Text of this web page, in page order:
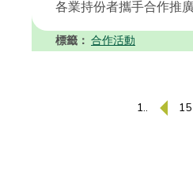
各業持份者攜手合作推
標籤： 合作活動
1.. 15